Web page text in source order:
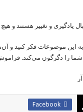
را دگرگون می‌کند.
Facebook